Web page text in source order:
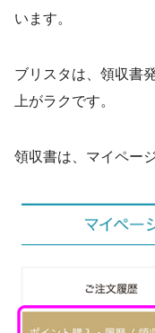
います。
ブリスタは、領収書
上がラクです。
領収書は、マイペー